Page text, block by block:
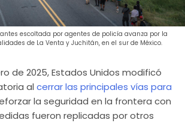
escoltada por agentes de policía avanza por la
de La Venta y Juchitán, en el sur de México.
de 2025, Estados Unidos modificó
al cerrar las principales vías para
la seguridad en la frontera con
fueron replicadas por otros